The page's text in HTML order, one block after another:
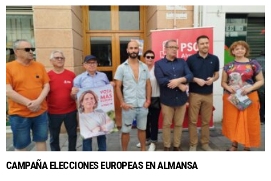
CAMPAÑA ELECCIONES EUROPEAS EN ALMANSA